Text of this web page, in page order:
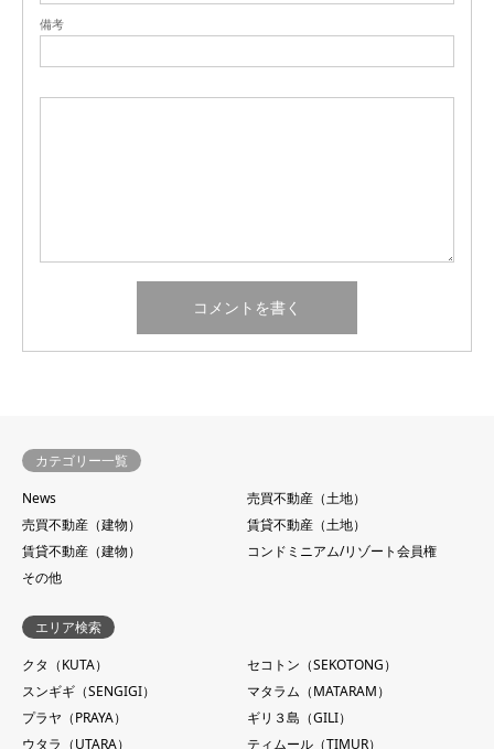
備考
カテゴリー一覧
News
売買不動産（土地）
売買不動産（建物）
賃貸不動産（土地）
賃貸不動産（建物）
コンドミニアム/リゾート会員権
その他
エリア検索
クタ（KUTA）
セコトン（SEKOTONG）
スンギギ（SENGIGI）
マタラム（MATARAM）
プラヤ（PRAYA）
ギリ３島（GILI）
ウタラ（UTARA）
ティムール（TIMUR）